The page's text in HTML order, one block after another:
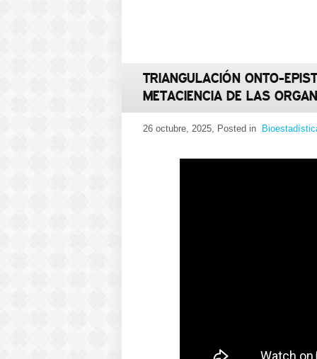
TRIANGULACIÓN ONTO-
METACIENCIA DE LAS
26 octubre, 2025, Posted in